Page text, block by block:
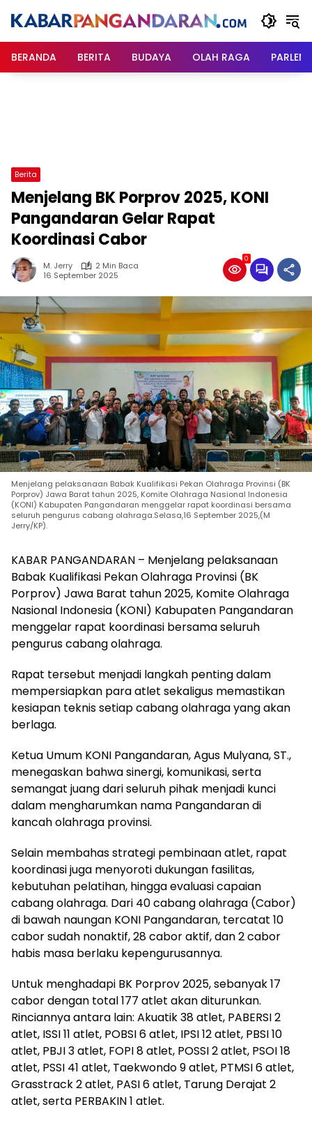
BERANDA
BERITA BUDAYA OLAH RAGA
Berita
Menjelang BK Porprov 2025, KONI
Pangandaran Gelar Rapat
Koordinasi Cabor
M. Jerry
2 Min Baca
16 September 2025
0
Menjelang pelaksanaan Babak Kualifikasi Pekan Olahraga Provinsi (BK
Porprov) Jawa Barat tahun 2025, Komite Olahraga Nasional Indonesia
(KONI) Kabupaten Pangandaran menggelar rapat koordinasi bersama
seluruh pengurus cabang olahraga.Selasa,16 September 2025,(M
Jerry/KP).
KABAR PANGANDARAN – Menjelang pelaksanaan
Babak Kualifikasi Pekan Olahraga Provinsi (BK
Porprov) Jawa Barat tahun 2025, Komite Olahraga
Nasional Indonesia (KONI) Kabupaten Pangandaran
menggelar rapat koordinasi bersama seluruh
pengurus cabang olahraga.
Rapat tersebut menjadi langkah penting dalam
mempersiapkan para atlet sekaligus memastikan
kesiapan teknis setiap cabang olahraga yang akan
berlaga.
Ketua Umum KONI Pangandaran, Agus Mulyana, ST.,
menegaskan bahwa sinergi, komunikasi, serta
semangat juang dari seluruh pihak menjadi kunci
dalam mengharumkan nama Pangandaran di
kancah olahraga provinsi.
Selain membahas strategi pembinaan atlet, rapat
koordinasi juga menyoroti dukungan fasilitas,
kebutuhan pelatihan, hingga evaluasi capaian
cabang olahraga. Dari 40 cabang olahraga (Cabor)
di bawah naungan KONI Pangandaran, tercatat 10
cabor sudah nonaktif, 28 cabor aktif, dan 2 cabor
habis masa berlaku kepengurusannya.
Untuk menghadapi BK Porprov 2025, sebanyak 17
cabor dengan total 177 atlet akan diturunkan.
Rinciannya antara lain: Akuatik 38 atlet, PABERSI 2
atlet, ISSI 11 atlet, POBSI 6 atlet, IPSI 12 atlet, PBSI 10
atlet, PBJI 3 atlet, FOPI 8 atlet, POSSI 2 atlet, PSOI 18
atlet, PSSI 41 atlet, Taekwondo 9 atlet, PTMSI 6 atlet,
Grasstrack 2 atlet, PASI 6 atlet, Tarung Derajat 2
atlet, serta PERBAKIN 1 atlet.